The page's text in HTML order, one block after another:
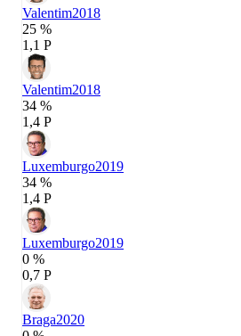
Valentim2018
25 %
1,1 P
Valentim2018
34 %
1,4 P
Luxemburgo2019
34 %
1,4 P
Luxemburgo2019
0 %
0,7 P
Braga2020